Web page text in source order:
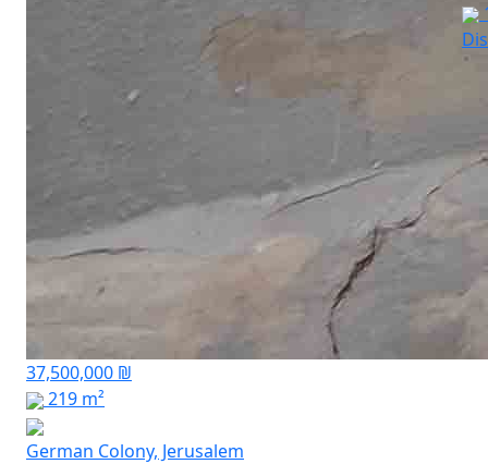
37,500,000 ₪
219 m²
German Colony, Jerusalem